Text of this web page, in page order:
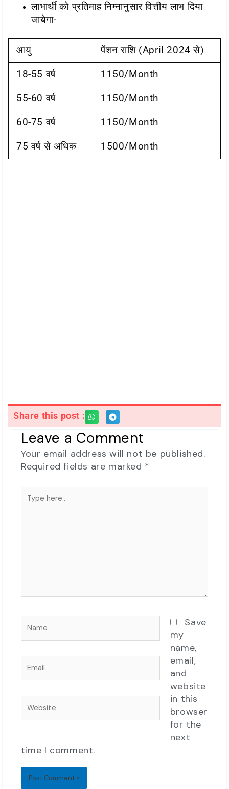
लाभार्थी को प्रतिमाह निम्नानुसार वित्तीय लाभ दिया
जायेगा-
आयु पेंशन राशि (April 2024 से)
18-55 वर्ष 1150/month
55-60 वर्ष 1150/month
60-75 वर्ष 1150/month
75 वर्ष से अधिक 1500/month
Share this post :
Leave a Comment
Your email address will not be published.
Required fields are marked *
Type
here..
Name
Email
Website
Save
my
name,
email,
and
website
in this
browser
for the
next
time I comment.